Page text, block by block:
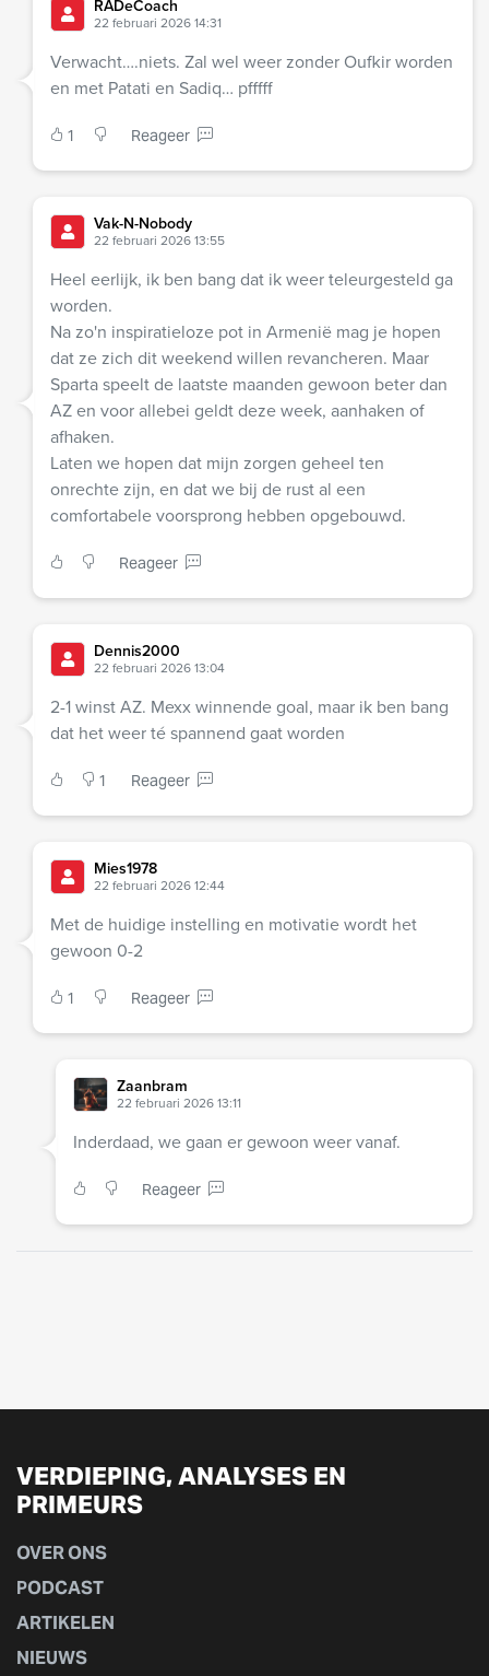
RADeCoach
22 februari 2026 14:31
Verwacht….niets. Zal wel weer zonder Oufkir worden
en met Patati en Sadiq… pfffff
1 Reageer
Vak-N-Nobody
22 februari 2026 13:55
Heel eerlijk, ik ben bang dat ik weer teleurgesteld ga
worden.
Na zo'n inspiratieloze pot in Armenië mag je hopen
dat ze zich dit weekend willen revancheren. Maar
Sparta speelt de laatste maanden gewoon beter dan
AZ en voor allebei geldt deze week, aanhaken of
afhaken.
Laten we hopen dat mijn zorgen geheel ten
onrechte zijn, en dat we bij de rust al een
comfortabele voorsprong hebben opgebouwd.
Reageer
Dennis2000
22 februari 2026 13:04
2-1 winst AZ. Mexx winnende goal, maar ik ben bang
dat het weer té spannend gaat worden
1 Reageer
Mies1978
22 februari 2026 12:44
Met de huidige instelling en motivatie wordt het
gewoon 0-2
1 Reageer
Zaanbram
22 februari 2026 13:11
Inderdaad, we gaan er gewoon weer vanaf.
Reageer
VERDIEPING, ANALYSES EN
PRIMEURS
OVER ONS
PODCAST
ARTIKELEN
NIEUWS